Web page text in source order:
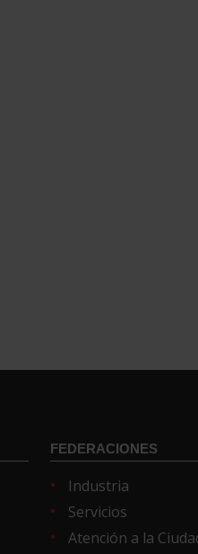
FEDERACIONES
Industria
Servicios
Atención a la